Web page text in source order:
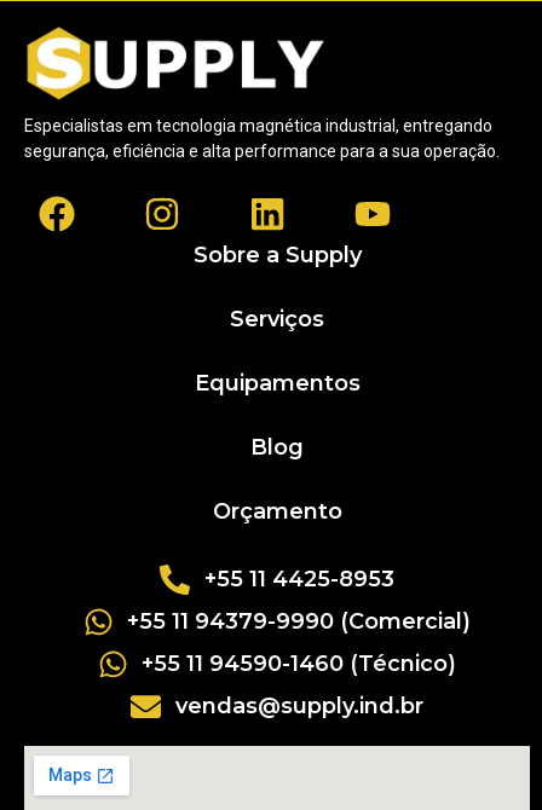
Especialistas em tecnologia magnética industrial, entregando
segurança, eficiência e alta performance para a sua operação.
Sobre a Supply
Serviços
Equipamentos
Blog
Orçamento
+55 11 4425-8953
+55 11 94379-9990 (Comercial)
+55 11 94590-1460 (Técnico)
vendas@supply.ind.br